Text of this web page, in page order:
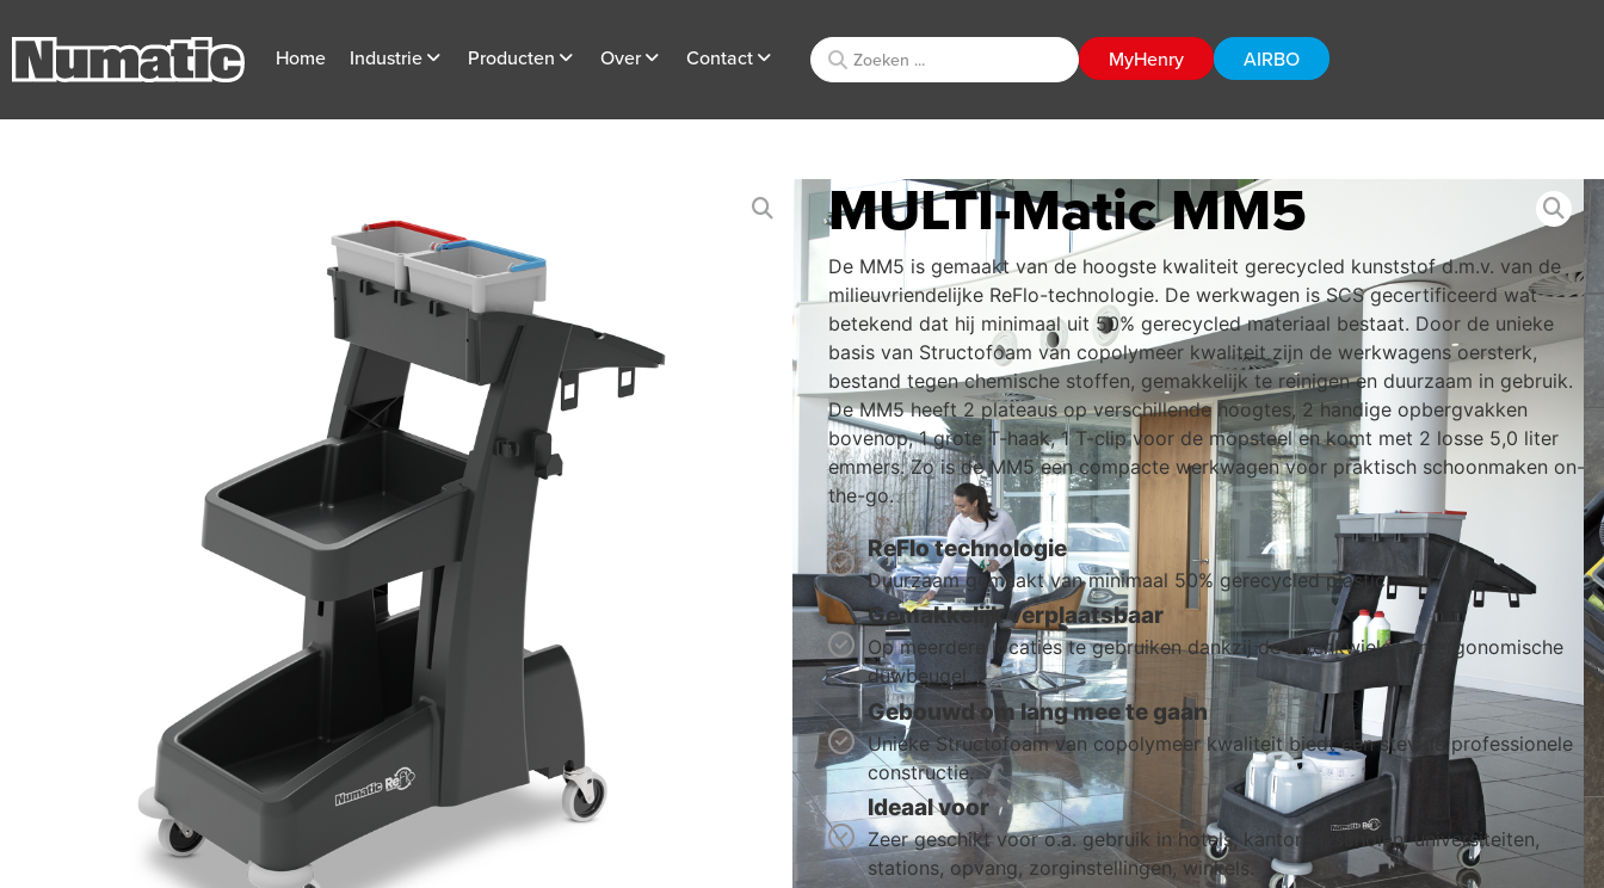
Home Industrie Producten Over Contact MyHenry AIRBO
MULTI-Matic MM5
De MM5 is gemaakt van de hoogste kwaliteit gerecycled kunststof d.m.v. van de
milieuvriendelijke ReFlo-technologie. De werkwagen is SCS gecertificeerd wat
betekend dat hij minimaal uit 50% gerecycled materiaal bestaat. Door de unieke
basis van Structofoam van copolymeer kwaliteit zijn de werkwagens oersterk,
bestand tegen chemische stoffen, gemakkelijk te reinigen en duurzaam in gebruik.
De MM5 heeft 2 plateaus op verschillende hoogtes, 2 handige opbergvakken
bovenop, 1 grote T-haak, 1 T-clip voor de mopsteel en komt met 2 losse 5,0 liter
emmers. Zo is de MM5 een compacte werkwagen voor praktisch schoonmaken on-
the-go.
ReFlo technologie
Duurzaam gemaakt van minimaal 50% gerecycled plastic.
Gemakkelijk verplaatsbaar
Op meerdere locaties te gebruiken dankzij de zwenkwielen en ergonomische
duwbeugel.
Gebouwd om lang mee te gaan
Unieke Structofoam van copolymeer kwaliteit biedt een stevige professionele
constructie.
Ideaal voor
Zeer geschikt voor o.a. gebruik in hotels, kantoren, scholen, universiteiten,
stations, opvang, zorginstellingen, winkels.